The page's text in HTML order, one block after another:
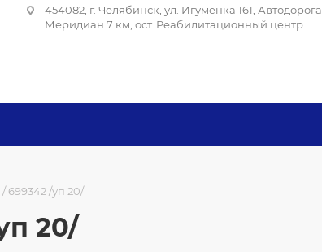
454082, г. Челябинск, ул. Игуменка 161, Автодорога
Меридиан 7 км, ост. Реабилитационный центр
699342 /уп 20/
20/